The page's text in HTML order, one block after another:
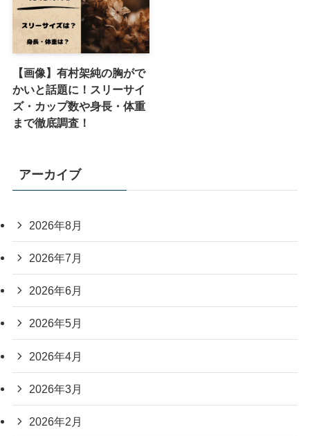
【画像】有村架純の胸がで
かいと話題に！スリーサイ
ズ・カップ数や身長・体重
まで徹底調査！
アーカイブ
2026年8月
2026年7月
2026年6月
2026年5月
2026年4月
2026年3月
2026年2月